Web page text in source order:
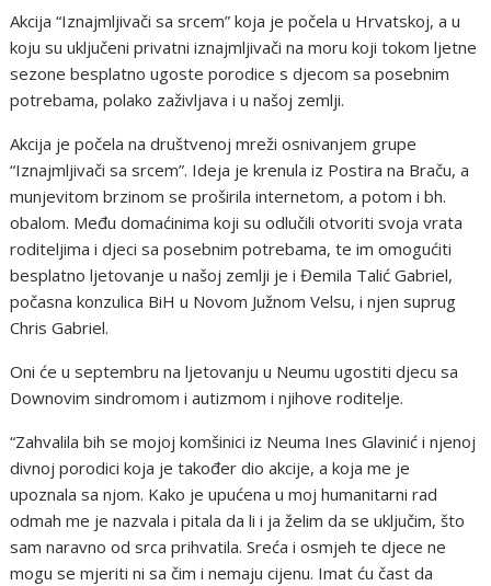
Akcija “Iznajmljivači sa srcem” koja je počela u Hrvatskoj, a u
koju su uključeni privatni iznajmljivači na moru koji tokom ljetne
sezone besplatno ugoste porodice s djecom sa posebnim
potrebama, polako zaživljava i u našoj zemlji.
Akcija je počela na društvenoj mreži osnivanjem grupe
“Iznajmljivači sa srcem”. Ideja je krenula iz Postira na Braču, a
munjevitom brzinom se proširila internetom, a potom i bh.
obalom. Među domaćinima koji su odlučili otvoriti svoja vrata
roditeljima i djeci sa posebnim potrebama, te im omogućiti
besplatno ljetovanje u našoj zemlji je i Đemila Talić Gabriel,
počasna konzulica BiH u Novom Južnom Velsu, i njen suprug
Chris Gabriel.
Oni će u septembru na ljetovanju u Neumu ugostiti djecu sa
Downovim sindromom i autizmom i njihove roditelje.
“Zahvalila bih se mojoj komšinici iz Neuma Ines Glavinić i njenoj
divnoj porodici koja je također dio akcije, a koja me je
upoznala sa njom. Kako je upućena u moj humanitarni rad
odmah me je nazvala i pitala da li i ja želim da se uključim, što
sam naravno od srca prihvatila. Sreća i osmjeh te djece ne
mogu se mjeriti ni sa čim i nemaju cijenu. Imat ću čast da